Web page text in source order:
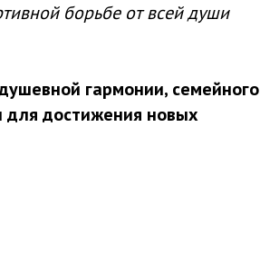
борьбе от всей души
гармонии, семейного
для достижения новых